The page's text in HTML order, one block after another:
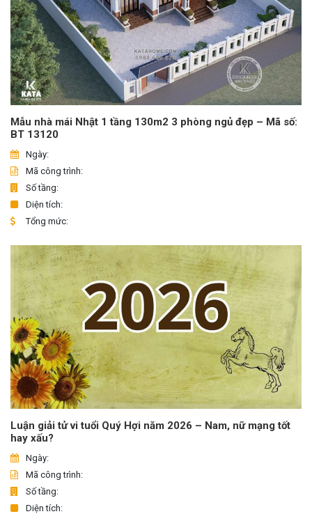
Mẫu nhà mái Nhật 1 tầng 130m2 3 phòng ngủ đẹp – Mã số:
BT 13120
Ngày:
Mã công trình:
Số tầng:
Diện tích:
Tổng mức:
Luận giải tử vi tuổi Quý Hợi năm 2026 – Nam, nữ mạng tốt
hay xấu?
Ngày:
Mã công trình:
Số tầng:
Diện tích: